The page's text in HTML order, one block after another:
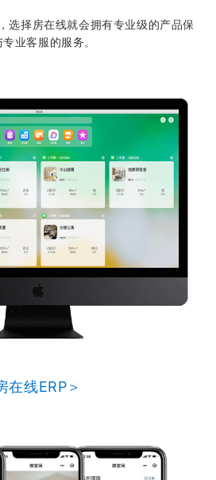
选择房在线就会拥有专业级的产品保
业客服的服务。
在线ERP＞